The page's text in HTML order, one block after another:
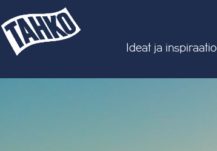
Ideat ja inspiraatio